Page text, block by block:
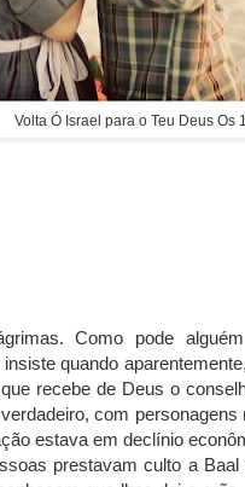
Volta Ó Israel para o Teu Deus Os
Como pode
quando
recebe de Deus o
com
estava em declínio
prestavam culto a